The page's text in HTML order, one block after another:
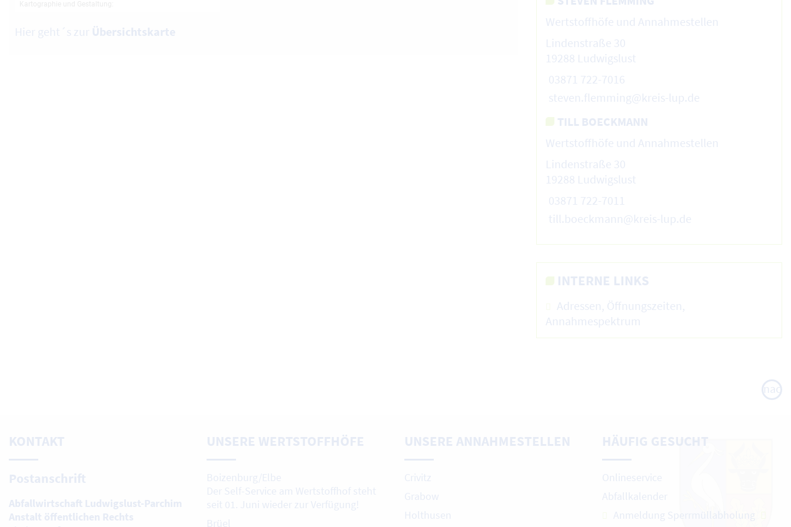
Hier geht´s zur Übersichtskarte
Wertstoffhöfe und Annahmestellen
Lindenstraße 30
19288 Ludwigslust
03871 722-7016
steven.flemming@kreis-lup.de
TILL BOECKMANN
Wertstoffhöfe und Annahmestellen
Lindenstraße 30
19288 Ludwigslust
03871 722-7011
till.boeckmann@kreis-lup.de
INTERNE LINKS
Adressen, Öffnungszeiten,
Annahmespektrum
nach
oben
KONTAKT
Postanschrift
Abfallwirtschaft Ludwigslust-Parchim
Anstalt öffentlichen Rechts
UNSERE WERTSTOFFHÖFE
Boizenburg/Elbe
Der Self-Service am Wertstoffhof steht
seit 01. Juni wieder zur Verfügung!
Brüel
UNSERE ANNAHMESTELLEN
Crivitz
Grabow
Holthusen
HÄUFIG GESUCHT
Onlineservice
Abfallkalender
Anmeldung Sperrmüllabholung